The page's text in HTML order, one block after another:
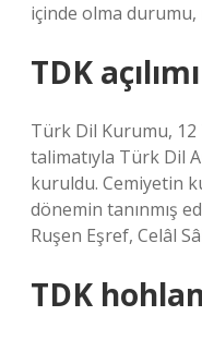
içinde olma
TDK
Türk Dil Kurumu, 12
talimatıyla Türk Dil
kuruldu. Cemiyetin
dönemin tanınmış
Ruşen Eşref, Celâl
TDK